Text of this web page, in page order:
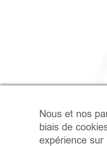
Nous et nos
biais de
expérience